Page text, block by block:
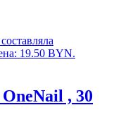
19.50 BYN.
, 30